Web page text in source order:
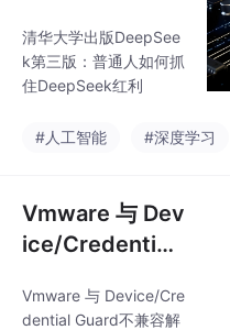
何抓住DeepSee
k红利》
清华大学出版DeepSee
k第三版：普通人如何抓
住DeepSeek红利
#人工智能 #深度学习
Vmware 与 Dev
ice/Credential
决方法
Vmware 与 Device/Cre
dential Guard不兼容解